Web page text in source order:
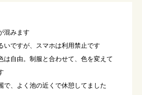
混みます
いですが、スマホは利用禁止です
は自由。制服と合わせて、色を変えて
で、よく池の近くで休憩してました